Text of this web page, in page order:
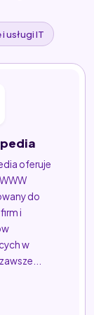
usługi IT
oferuje
do
i
w